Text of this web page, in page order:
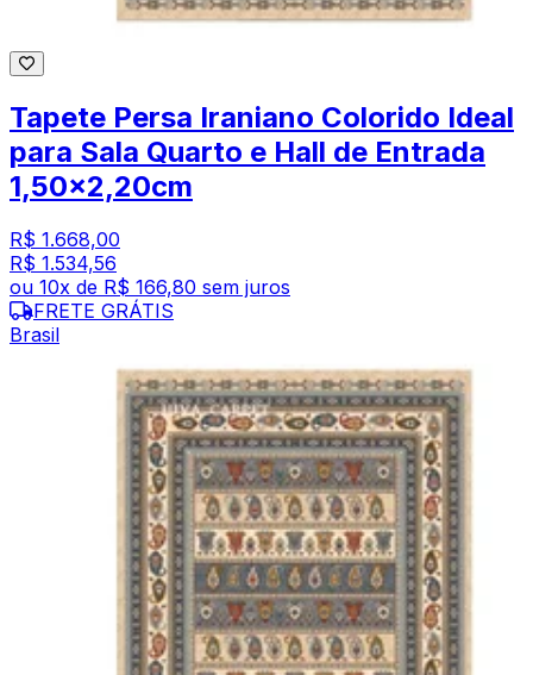
Tapete Persa Iraniano Colorido Ideal
para Sala Quarto e Hall de Entrada
1,50x2,20cm
R$ 1.668,00
R$ 1.534,56
ou 10x de R$ 166,80 sem juros
FRETE GRÁTIS
Brasil